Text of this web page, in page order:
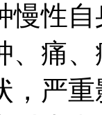
慢性
、痛
，严